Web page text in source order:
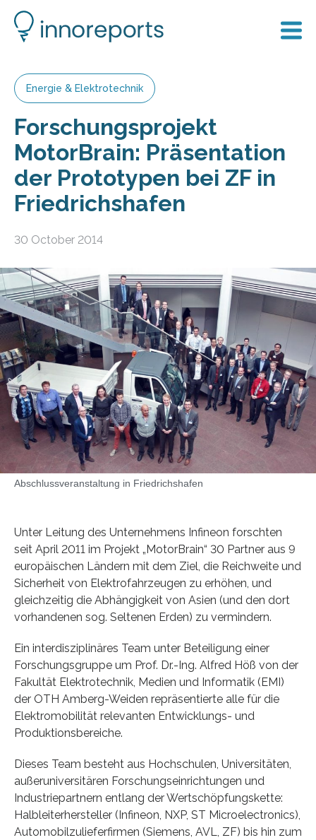
Energie & Elektrotechnik
Forschungsprojekt
MotorBrain: Präsentation
der Prototypen bei ZF in
Friedrichshafen
30 October 2014
Abschlussveranstaltung in Friedrichshafen
Unter Leitung des Unternehmens Infineon forschten
seit April 2011 im Projekt „MotorBrain“ 30 Partner aus 9
europäischen Ländern mit dem Ziel, die Reichweite und
Sicherheit von Elektrofahrzeugen zu erhöhen, und
gleichzeitig die Abhängigkeit von Asien (und den dort
vorhandenen sog. Seltenen Erden) zu vermindern.
Ein interdisziplinäres Team unter Beteiligung einer
Forschungsgruppe um Prof. Dr.-Ing. Alfred Höß von der
Fakultät Elektrotechnik, Medien und Informatik (EMI)
der OTH Amberg-Weiden repräsentierte alle für die
Elektromobilität relevanten Entwicklungs- und
Produktionsbereiche.
Dieses Team besteht aus Hochschulen, Universitäten,
außeruniversitären Forschungseinrichtungen und
Industriepartnern entlang der Wertschöpfungskette:
Halbleiterhersteller (Infineon, NXP, ST Microelectronics),
Automobilzulieferfirmen (Siemens, AVL, ZF) bis hin zum